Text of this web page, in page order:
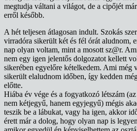
megtudja váltani a világot, de a cipőjét
erről később.
A hét teljesen átlagosan indult. Szokás
virradóra sikerült két és fél órát aludnom,
nap olyan voltam, mint a mosott sz@r.
nem egy igen jelentős dolgozatot kellett
sikerében egyelőre kételkedem. Ami még
sikerült elaludnom időben, így kedden
előtte.
Hiába év vége és a fogyatkozó létszám
nem kétjegyű, hanem egyjegyű) mégis
teszik be a lábukat, vagy ha igen, akkor
érett már a dolog, hogy olyan nap is